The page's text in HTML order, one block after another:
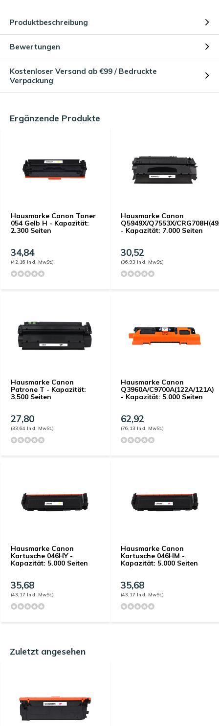
Produktbeschreibung
Bewertungen
Kostenloser Versand ab €99 / Bedruckte
Verpackung
Ergänzende Produkte
Hausmarke Canon Toner
054 Gelb H - Kapazität:
2.300 Seiten
34,84
(42,16 Inkl. MwSt.)
Hausmarke Canon
Q5949X/Q7553X/
- Kapazität: 7.000 Seiten
30,52
(36,93 Inkl. MwSt.)
Hausmarke Canon
Patrone T - Kapazität:
3.500 Seiten
27,80
(33,64 Inkl. MwSt.)
Hausmarke Canon
Q3960A/C9700A(122A/121A)
- Kapazität: 5.000 Seiten
62,92
(76,13 Inkl. MwSt.)
Hausmarke Canon
Kartusche 046HY -
Kapazität: 5.000 Seiten
35,68
(43,17 Inkl. MwSt.)
Hausmarke Canon
Kartusche 046HM -
Kapazität: 5.000 Seiten
35,68
(43,17 Inkl. MwSt.)
Zuletzt angesehen